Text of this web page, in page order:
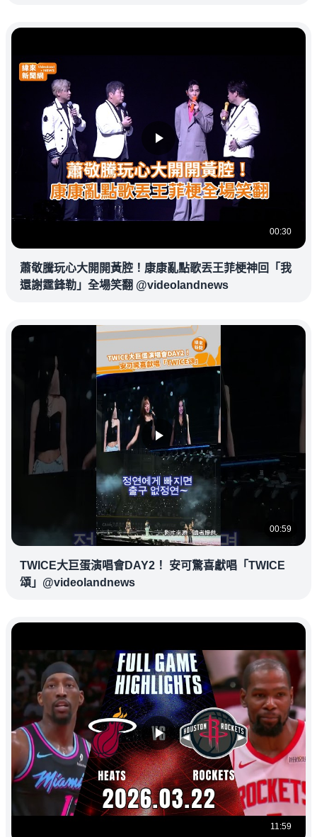
00:30
蕭敬騰玩心大開開黃腔！康康亂點歌丟王菲梗神回「我
還謝霆鋒勒」全場笑翻 @videolandnews
00:59
TWICE大巨蛋演唱會DAY2！ 安可驚喜獻唱「TWICE
頌」@videolandnews
11:59